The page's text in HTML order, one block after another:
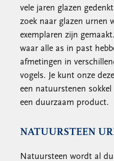
vele jaren glazen
zoek naar glazen urnen
exemplaren zijn
waar alle as in past
afmetingen in
vogels. Je kunt onze
een natuurstenen
een duurzaam product.
NATUURSTEEN
Natuursteen wordt al